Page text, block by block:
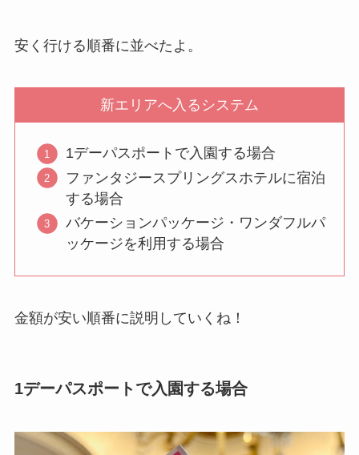
安く行ける順番に並べたよ。
新エリアへ入るシステム
1デーパスポートで入園する場合
ファンタジースプリングスホテルに宿泊
する場合
バケーションパッケージ・ワンダフルパ
ッケージを利用する場合
金額が安い順番に説明していくね！
1デーパスポートで入園する場合